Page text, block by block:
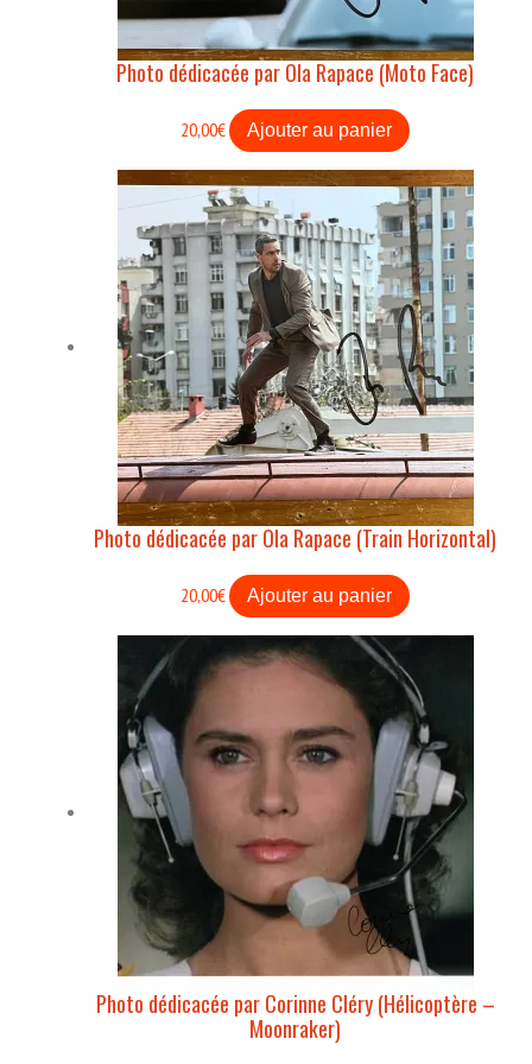
Photo dédicacée par Ola Rapace (Moto Face)
20,00€ Ajouter au panier
Photo dédicacée par Ola Rapace (Train Horizontal)
20,00€ Ajouter au panier
Photo dédicacée par Corinne Cléry (Hélicoptère –
Moonraker)